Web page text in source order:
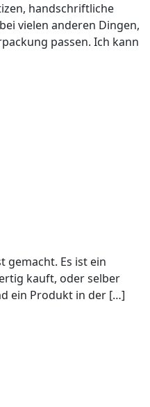
handschriftliche
vielen anderen Dingen,
passen. Ich kann
gemacht. Es ist ein
kauft, oder selber
ein Produkt in der […]